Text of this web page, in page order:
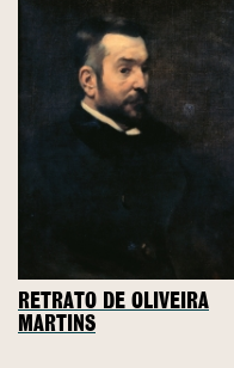
RETRATO DE OLIVEIRA
MARTINS